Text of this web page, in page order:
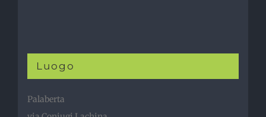
Luogo
Palaberta